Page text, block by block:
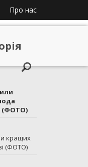
Про нас
(ФОТО)
кращих
(ФОТО)